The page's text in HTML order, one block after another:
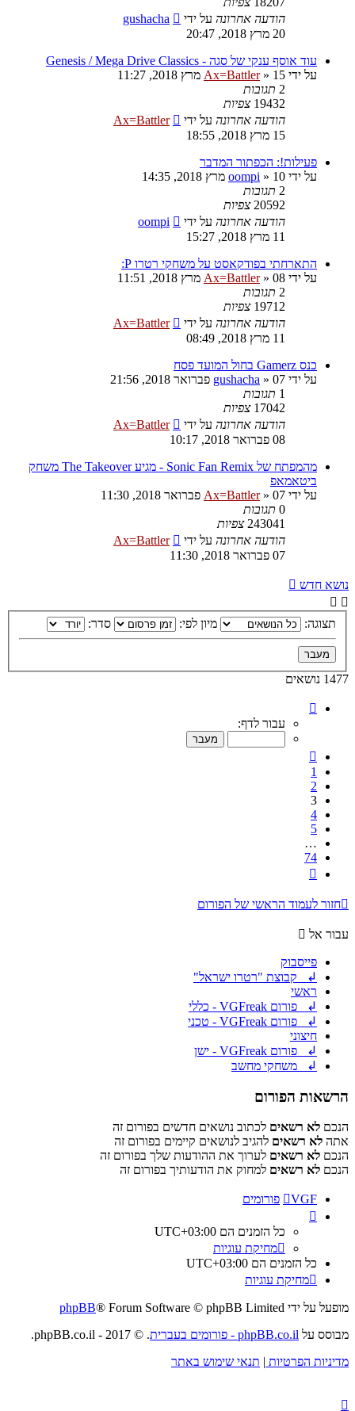
הודעה אחרונה על ידי
gushacha
20 מרץ 2018, 20:47
עוד אוסף ענקי של סגה - Genesis / Mega Drive Classics
על ידי
Ax=Battler» 15 מרץ 2018, 11:27
2 תגובות
19432 צפיות
הודעה אחרונה על ידי
Ax=Battler
15 מרץ 2018, 18:55
פעילות!: הכפתור המדבר
על ידי
oompi » 10 מרץ 2018, 14:35
2 תגובות
20592 צפיות
הודעה אחרונה על ידי
oompi
11 מרץ 2018, 15:27
התארחתי בפודקאסט על משחקי רטרו P:
על ידי
Ax=Battler» 08 מרץ 2018, 11:51
2 תגובות
19712 צפיות
הודעה אחרונה על ידי
Ax=Battler
11 מרץ 2018, 08:49
כנס Gamerz בחול המועד פסח
על ידי
gushacha » 07 פברואר 2018, 21:56
1 תגובות
17042 צפיות
הודעה אחרונה על ידי
Ax=Battler
08 פברואר 2018, 10:17
מהמפתח של Sonic Fan Remix - מגיע The Takeover משחק
ביטאמאפ
על ידי
Ax=Battler» 07 פברואר 2018, 11:30
0 תגובות
243041 צפיות
הודעה אחרונה על ידי
Ax=Battler
07 פברואר 2018, 11:30
נושא חדש
תצוגה: מיון לפי: סדר:
1477 נושאים
מתוך
עבור לדף:
1
2
3
4
5
…
74
חזור לעמוד הראשי של הפורום
עבור אל
פייסבוק
↲ קבוצת "רטרו ישראל"
ראשי
↲ פורום VGFreak - כללי
↲ פורום VGFreak - טכני
חיצוני
↲ פורום VGFreak - ישן
↲ משחקי מחשב
הרשאות הפורום
הנכם לא רשאים לכתוב נושאים חדשים בפורום זה
אתה לא רשאים להגיב לנושאים קיימים בפורום זה
הנכם לא רשאים לערוך את ההודעות שלך בפורום זה
הנכם לא רשאים למחוק את הודעותיך בפורום זה
VGF פורומים
כל הזמנים הם UTC+03:00
מחיקת עוגיות
כל הזמנים הם UTC+03:00
מחיקת עוגיות
מופעל על ידי phpBB® Forum Software © phpBB Limited
מבוסס על phpBB.co.il - פורומים בעברית
. © 2017 - phpBB.co.il.
מדיניות הפרטיות
תנאי שימוש באתר